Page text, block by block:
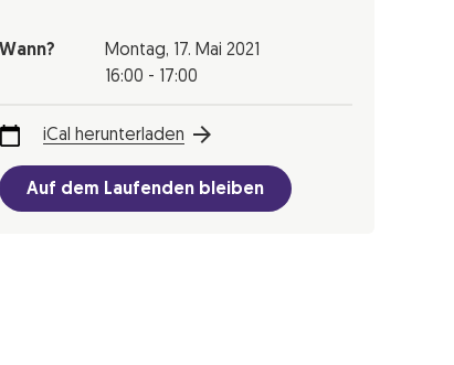
Wann? Montag,
17. Mai 2021
16:00 - 17:00
iCal herunterladen
Auf dem Laufenden bleiben